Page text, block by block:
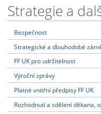
Strategie a
Bezpečnost
Strategické a dlouhodobé
FF UK pro udržitelnost
Výroční zprávy
Platné vnitřní předpisy FF UK
Rozhodnutí a sdělení děkana,